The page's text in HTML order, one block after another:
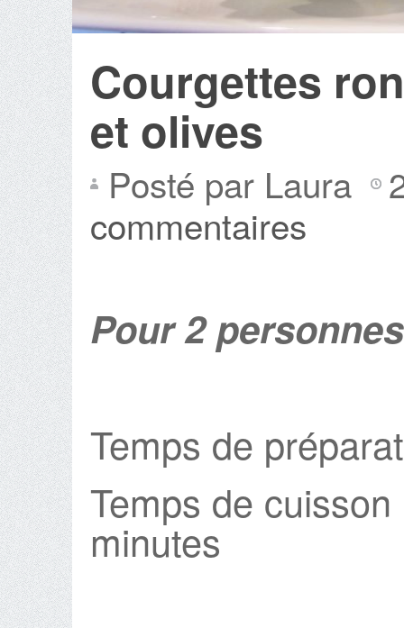
Courgettes
et olives
Posté par Laura
commentaires
Pour 2 personnes
Temps de
Temps de
minutes